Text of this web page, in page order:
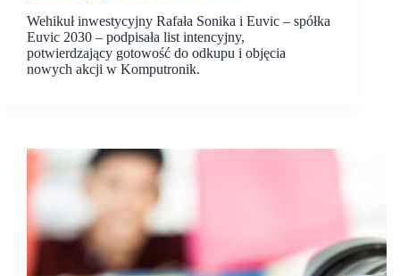
Wehikuł inwestycyjny Rafała Sonika i Euvic – spółka
Euvic 2030 – podpisała list intencyjny,
potwierdzający gotowość do odkupu i objęcia
nowych akcji w Komputronik.